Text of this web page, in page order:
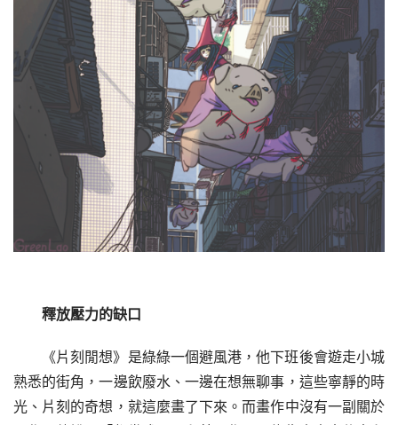
釋放壓力的缺口
《片刻閒想》是綠綠一個避風港，他下班後會遊走小城
熟悉的街角，一邊飲廢水、一邊在想無聊事，這些寧靜的時
光、片刻的奇想，就這麼畫了下來。而畫作中沒有一副關於